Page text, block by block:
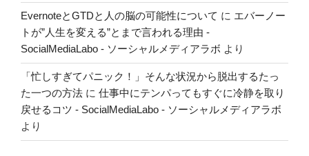
EvernoteとGTDと人の脳の可能性について に エバーノー
トが”人生を変える”とまで言われる理由 -
SocialMediaLabo - ソーシャルメディアラボ より
「忙しすぎてパニック！」そんな状況から脱出するたっ
た一つの方法 に 仕事中にテンパってもすぐに冷静を取り
戻せるコツ - SocialMediaLabo - ソーシャルメディアラボ
より